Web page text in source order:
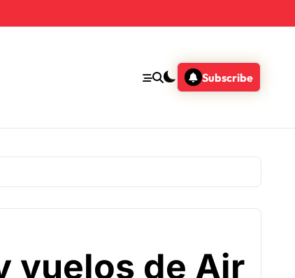
Subscribe
vuelos de Air